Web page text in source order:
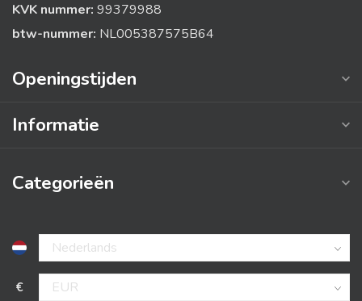
KVK nummer: 99379988
btw-nummer: NL005387575B64
Openingstijden
Informatie
Categorieën
€